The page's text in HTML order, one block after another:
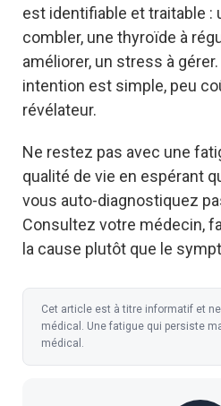
est identifiable et traitable :
combler, une thyroïde à
améliorer, un stress à
intention est simple, peu
révélateur.
Ne restez pas avec une
qualité de vie en espérant
vous auto-diagnostiquez
Consultez votre médecin,
la cause plutôt que le
Cet article est à titre informatif et
médical. Une fatigue qui persiste
médical.